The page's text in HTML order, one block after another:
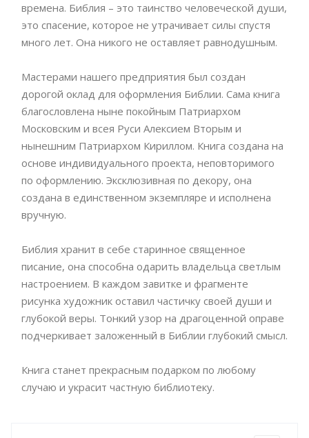
времена. Библия – это таинство человеческой души,
это спасение, которое не утрачивает силы спустя
много лет. Она никого не оставляет равнодушным.
Мастерами нашего предприятия был создан
дорогой оклад для оформления Библии. Сама книга
благословлена ныне покойным Патриархом
Московским и всея Руси Алексием Вторым и
нынешним Патриархом Кириллом. Книга создана на
основе индивидуального проекта, неповторимого
по оформлению. Эксклюзивная по декору, она
создана в единственном экземпляре и исполнена
вручную.
Библия хранит в себе старинное священное
писание, она способна одарить владельца светлым
настроением. В каждом завитке и фрагменте
рисунка художник оставил частичку своей души и
глубокой веры. Тонкий узор на драгоценной оправе
подчеркивает заложенный в Библии глубокий смысл.
Книга станет прекрасным подарком по любому
случаю и украсит частную библиотеку.